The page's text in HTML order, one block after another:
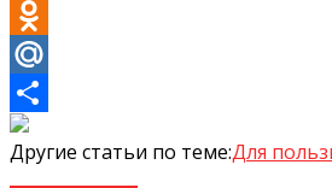
VK
Odnoklassniki
Mail.Ru
Отправить
Другие статьи по теме:Для